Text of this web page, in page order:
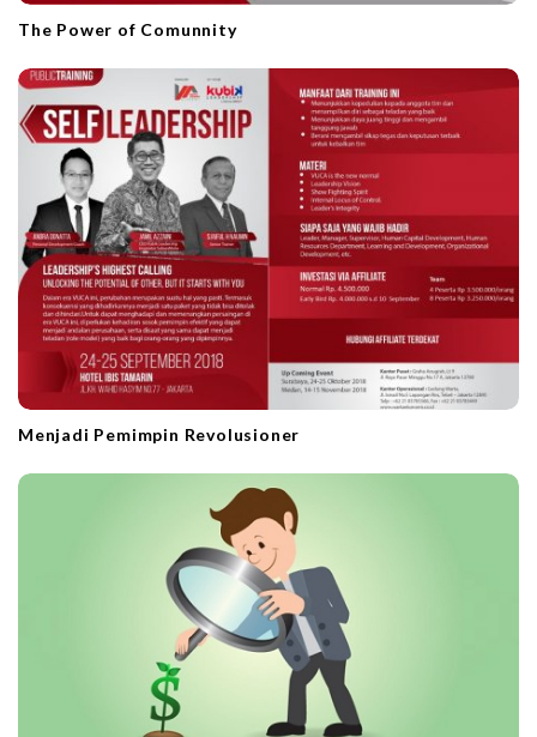
The Power of Comunnity
Menjadi Pemimpin Revolusioner